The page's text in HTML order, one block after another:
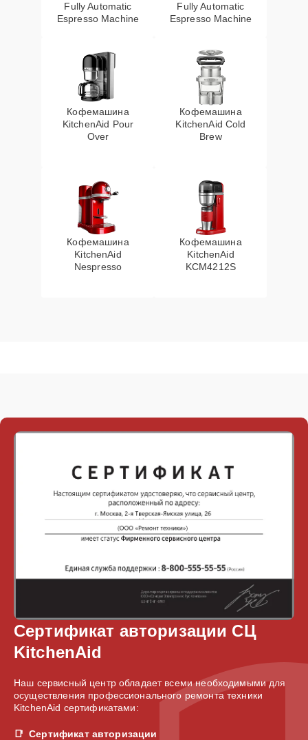
Fully Automatic
Espresso Machine
Fully Automatic
Espresso Machine
Кофемашина
KitchenAid Pour
Over
Кофемашина
KitchenAid Cold
Brew
Кофемашина
KitchenAid
Nespresso
Кофемашина
KitchenAid
KCM4212S
Сертификат авторизации СЦ
KitchenAid
Наш сервисный центр обладает всеми необходимыми для
осуществления профессионального ремонта техники
KitchenAid сертификатами:
Сертификат авторизации